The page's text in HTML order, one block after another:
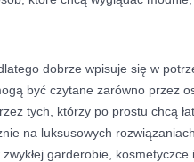
dobrze wpisuje się w
być czytane zarówno przez
tych, którzy po prostu chcą
na luksusowych
garderobie,